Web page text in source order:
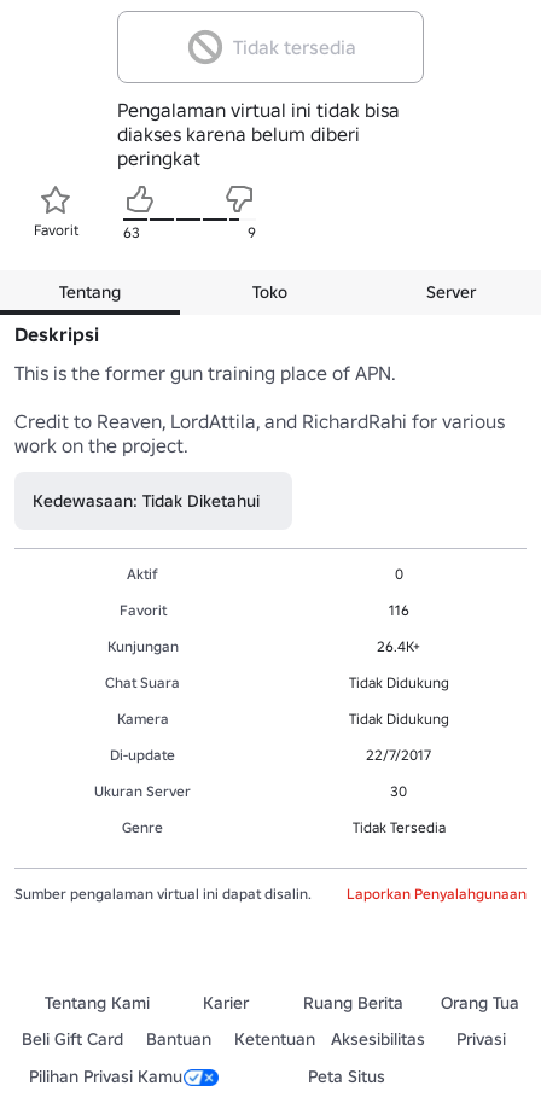
Tidak tersedia
Pengalaman virtual ini tidak bisa
diakses karena belum diberi
peringkat
Favorit 63 9
Tentang Toko Server
Deskripsi
This is the former gun training place of APN.
Credit to Reaven, LordAttila, and RichardRahi for various
work on the project.
Kedewasaan: Tidak Diketahui
Aktif
0
Favorit
116
Kunjungan
26.4K+
Chat Suara
Tidak Didukung
Kamera
Tidak Didukung
Di-update
22/7/2017
Ukuran Server
30
Genre
Tidak Tersedia
Sumber pengalaman virtual ini dapat disalin. Laporkan Penyalahgunaan
Tentang Kami Karier Ruang Berita
Orang Tua
Beli Gift Card
Bantuan Ketentuan Aksesibilitas
Privasi
Pilihan Privasi Kamu
Peta Situs